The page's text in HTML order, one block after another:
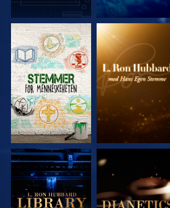
UTFORSK SERIEN UTFORSK SERIEN
UTFORSK SERIEN UTFORSK SERIEN